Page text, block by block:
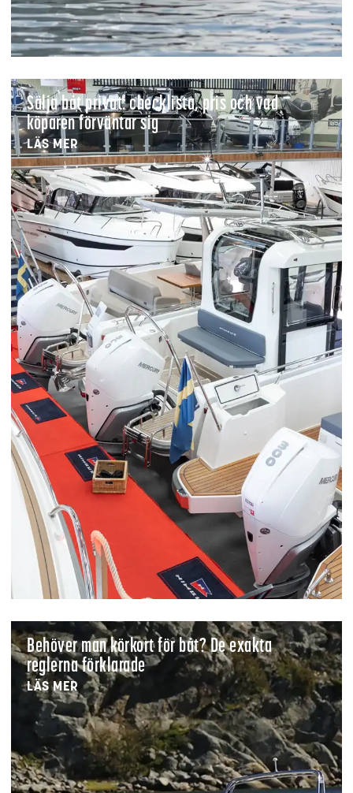
Sälja båt privat: checklista, pris och vad
köparen förväntar sig
LÄS MER
Behöver man körkort för båt? De exakta
reglerna förklarade
LÄS MER